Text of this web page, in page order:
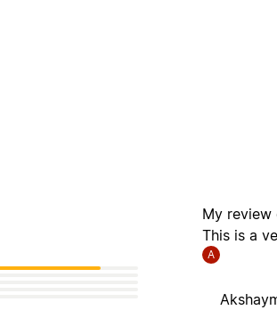
My
This is a
A